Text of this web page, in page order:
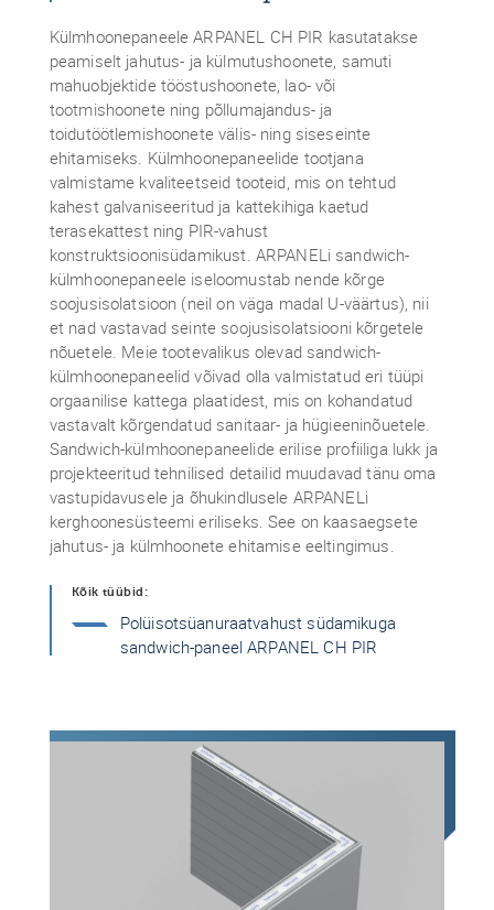
Külmhoonepaneele ARPANEL CH PIR kasutatakse
peamiselt jahutus- ja külmutushoonete, samuti
mahuobjektide tööstushoonete, lao- või
tootmishoonete ning põllumajandus- ja
toidutöötlemishoonete välis- ning siseseinte
ehitamiseks. Külmhoonepaneelide tootjana
valmistame kvaliteetseid tooteid, mis on tehtud
kahest galvaniseeritud ja kattekihiga kaetud
terasekattest ning PIR-vahust
konstruktsioonisüdamikust. ARPANELi sandwich-
külmhoonepaneele iseloomustab nende kõrge
soojusisolatsioon (neil on väga madal U-väärtus), nii
et nad vastavad seinte soojusisolatsiooni kõrgetele
nõuetele. Meie tootevalikus olevad sandwich-
külmhoonepaneelid võivad olla valmistatud eri tüüpi
orgaanilise kattega plaatidest, mis on kohandatud
vastavalt kõrgendatud sanitaar- ja hügieeninõuetele.
Sandwich-külmhoonepaneelide erilise profiiliga lukk ja
projekteeritud tehnilised detailid muudavad tänu oma
vastupidavusele ja õhukindlusele ARPANELi
kerghoonesüsteemi eriliseks. See on kaasaegsete
jahutus- ja külmhoonete ehitamise eeltingimus.
Kõik tüübid:
Polüisotsüanuraatvahust südamikuga
sandwich-paneel ARPANEL CH PIR